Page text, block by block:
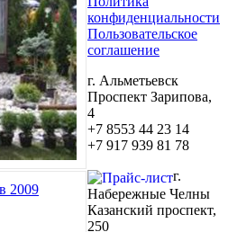
конфиденциальности
Пользовательское
соглашение
г. Альметьевск
Проспект Зарипова,
4
+7 8553 44 23 14
+7 917 939 81 78
г.
Набережные Челны
Казанский проспект,
250